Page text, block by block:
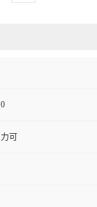
0
力可